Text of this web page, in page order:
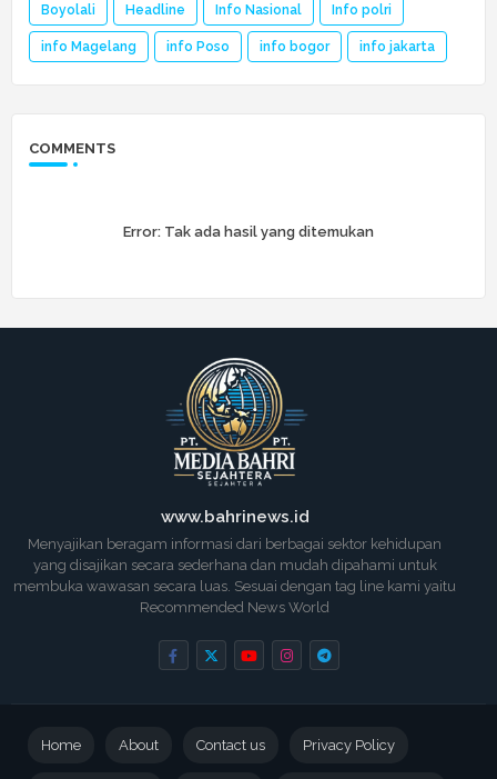
Boyolali Headline Info Nasional Info polri
info Magelang info Poso info bogor info jakarta
COMMENTS
Error: Tak ada hasil yang ditemukan
www.bahrinews.id
Menyajikan beragam informasi dari berbagai sektor kehidupan
yang disajikan secara sederhana dan mudah dipahami untuk
membuka wawasan secara luas. Sesuai dengan tag line kami yaitu
Recommended News World
Home About Contact us Privacy Policy